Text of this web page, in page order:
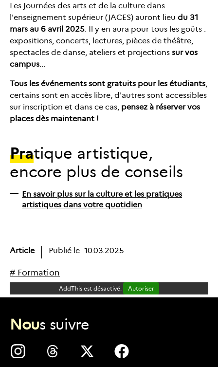
Les Journées des arts et de la culture dans
l'enseignement supérieur (JACES) auront lieu du 31
mars au 6 avril 2025. Il y en aura pour tous les goûts :
expositions, concerts, lectures, pièces de théâtre,
spectacles de danse, ateliers et projections sur vos
campus...
Tous les événements sont gratuits pour les étudiants,
certains sont en accès libre, d'autres sont accessibles
sur inscription et dans ce cas, pensez à réserver vos
places dès maintenant !
Pratique artistique,
encore plus de conseils
En savoir plus sur la culture et les pratiques
artistiques dans votre quotidien
Article Publié le 10.03.2025
# Formation
AddThis est désactivé. Autoriser
Nous suivre